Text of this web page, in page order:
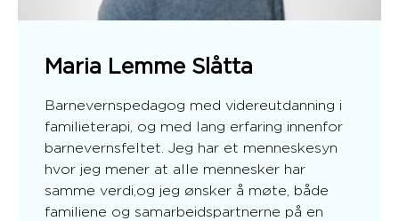
Maria Lemme Slåtta
Barnevernspedagog med videreutdanning i
familieterapi, og med lang erfaring innenfor
barnevernsfeltet. Jeg har et menneskesyn
hvor jeg mener at alle mennesker har
samme verdi,og jeg ønsker å møte, både
familiene og samarbeidspartnerne på en